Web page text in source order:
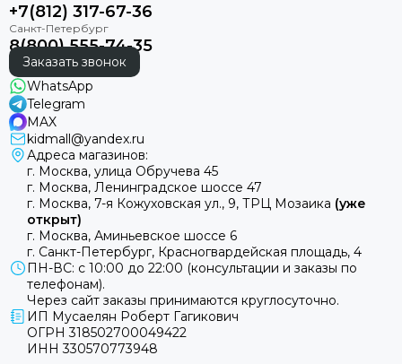
+7(812) 317-67-36
8(800) 555-74-35
Заказать звонок
WhatsApp
Telegram
MAX
kidmall@yandex.ru
Адреса магазинов:
г. Москва, улица Обручева 45
г. Москва, Ленинградское шоссе 47
г. Москва, 7-я Кожуховская ул., 9, ТРЦ Мозаика (уже
открыт)
г. Москва, Аминьевское шоссе 6
г. Санкт-Петербург, Красногвардейская площадь, 4
ПН-ВС: с 10:00 до 22:00 (консультации и заказы по
телефонам).
Через сайт заказы принимаются круглосуточно.
ИП Мусаелян Роберт Гагикович
ОГРН 318502700049422
ИНН 330570773948